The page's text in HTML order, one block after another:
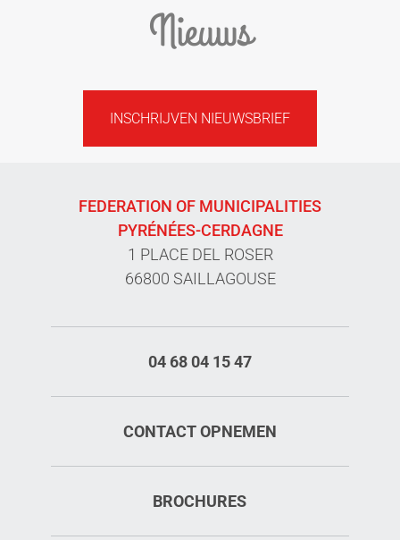
Nieuws
INSCHRIJVEN NIEUWSBRIEF
FEDERATION OF MUNICIPALITIES
PYRÉNÉES-CERDAGNE
1 PLACE DEL ROSER
66800 SAILLAGOUSE
04 68 04 15 47
CONTACT OPNEMEN
BROCHURES